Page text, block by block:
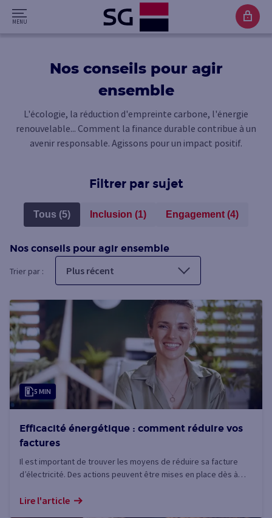
Nos conseils pour agir
ensemble
L'écologie, la réduction d'empreinte carbone, l'énergie
renouvelable... Comment la finance durable contribue à un
avenir responsable. Agissons pour un impact positif.
Filtrer par sujet
Tous (5) Inclusion (1) Engagement (4)
Nos conseils pour agir ensemble
Trier par : Plus récent
5 MIN
Efficacité énergétique : comment réduire vos
factures
Il est important de trouver les moyens de réduire sa facture
d’électricité. Des actions peuvent être mises en place dès à
Lire l'article